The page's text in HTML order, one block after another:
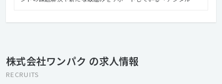
のメンバーは感性豊かで、色々なコトに興味を抱き、自らの判断
で行動し、元気良く、いつも前向き、みんなで協力し合う。よく仕
株式会社ワンパク の求人情報
RECRUITS